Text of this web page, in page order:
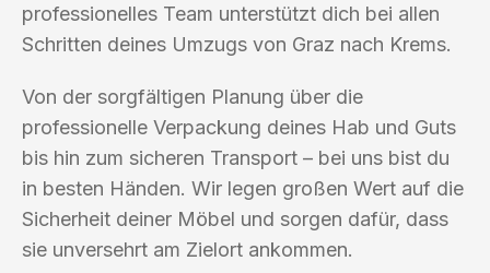
professionelles Team unterstützt dich bei allen
Schritten deines Umzugs von Graz nach Krems.
Von der sorgfältigen Planung über die
professionelle Verpackung deines Hab und Guts
bis hin zum sicheren Transport – bei uns bist du
in besten Händen. Wir legen großen Wert auf die
Sicherheit deiner Möbel und sorgen dafür, dass
sie unversehrt am Zielort ankommen.